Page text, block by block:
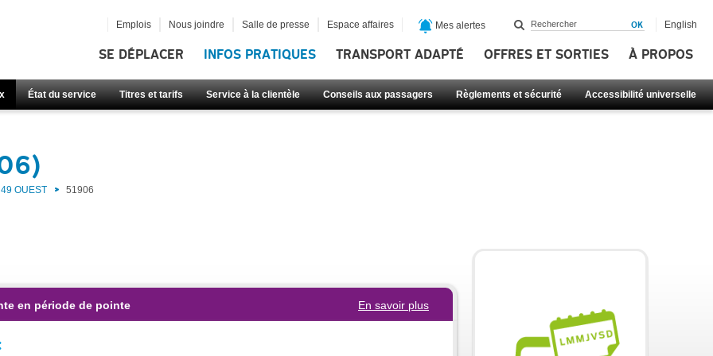
SE DÉPLACER INFOS PRATIQUES TRANSPORT ADAPTÉ OFFRES ET SORTIES À PROPOS
État du service Titres et tarifs Service à la clientèle Conseils aux passagers Règlements et sécurité Accessibilité universelle
Emplois Nous joindre Salle de presse Espace affaires Mes alertes English
49 OUEST 51906
en période de pointe En savoir plus